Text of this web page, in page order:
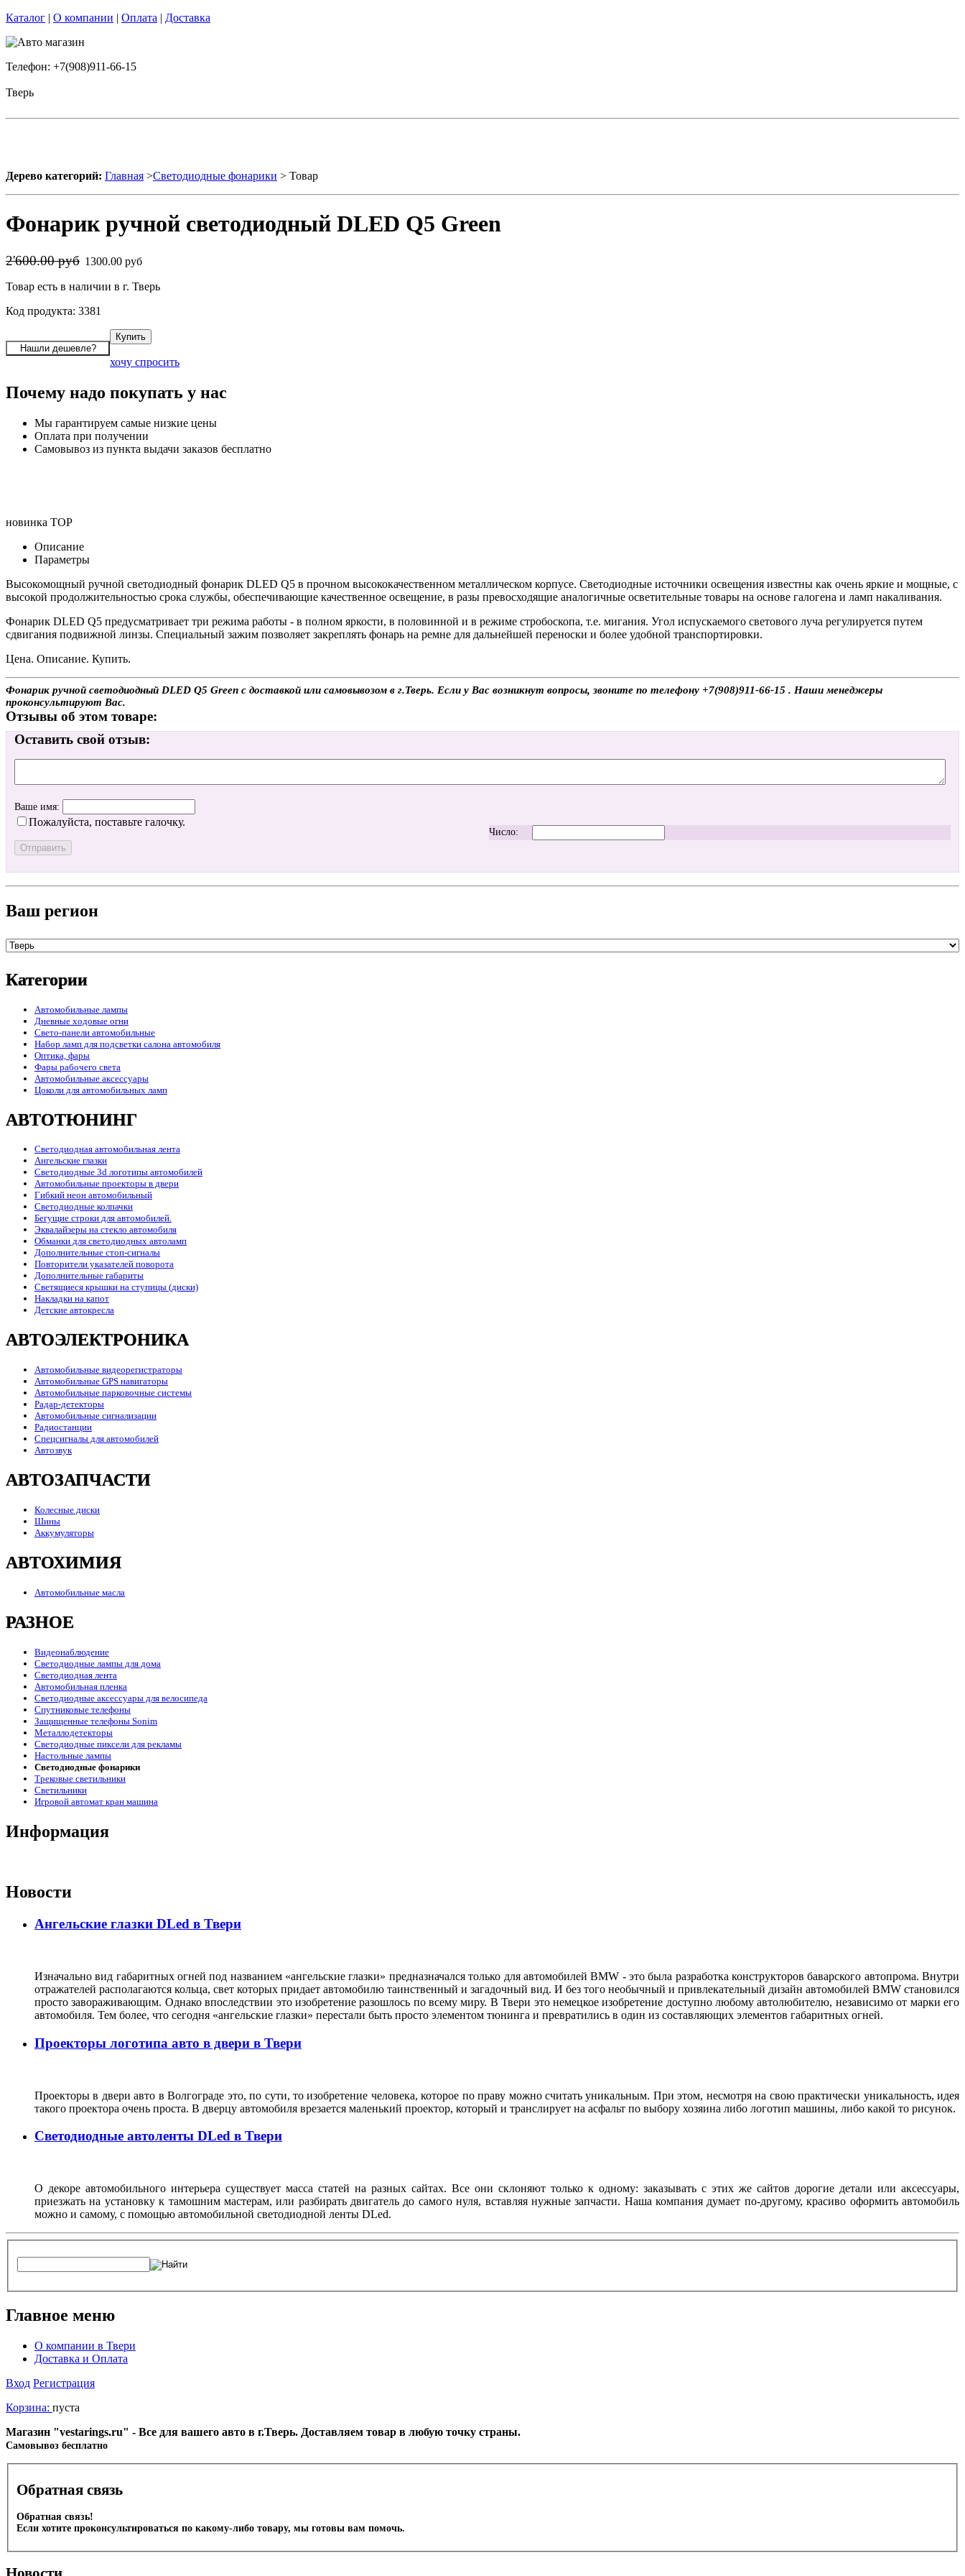
Каталог | О компании | Оплата | Доставка
Телефон: +7(908)911-66-15
Тверь
Дерево категорий: Главная >Светодиодные фонарики > Товар
Фонарик ручной светодиодный DLED Q5 Green
2'600.00 руб 1300.00 руб
Товар есть в наличии в г. Тверь
Код продукта: 3381
хочу спросить
Почему надо покупать у нас
Мы гарантируем самые низкие цены
Оплата при получении
Самовывоз из пункта выдачи заказов бесплатно
новинка TOP
Описание
Параметры
Высокомощный ручной светодиодный фонарик DLED Q5 в прочном высококачественном металлическом корпусе. Светодиодные источники освещения известны как очень яркие и мощные, с
высокой продолжительностью срока службы, обеспечивающие качественное освещение, в разы превосходящие аналогичные осветительные товары на основе галогена и ламп накаливания.
Фонарик DLED Q5 предусматривает три режима работы - в полном яркости, в половинной и в режиме стробоскопа, т.е. мигания. Угол испускаемого светового луча регулируется путем
сдвигания подвижной линзы. Специальный зажим позволяет закреплять фонарь на ремне для дальнейшей переноски и более удобной транспортировки.
Цена. Описание. Купить.
Фонарик ручной светодиодный DLED Q5 Green с доставкой или самовывозом в г.Тверь. Если у Вас возникнут вопросы, звоните по телефону +7(908)911-66-15 . Наши менеджеры
проконсультируют Вас.
Отзывы об этом товаре:
Оставить свой отзыв:
Ваше имя:
Пожалуйста, поставьте галочку.
Число:
Ваш регион
Категории
Автомобильные лампы
Дневные ходовые огни
Свето-панели автомобильные
Набор ламп для подсветки салона автомобиля
Оптика, фары
Фары рабочего света
Автомобильные аксессуары
Цоколи для автомобильных ламп
АВТОТЮНИНГ
Светодиодная автомобильная лента
Ангельские глазки
Светодиодные 3d логотипы автомобилей
Автомобильные проекторы в двери
Гибкий неон автомобильный
Светодиодные колпачки
Бегущие строки для автомобилей.
Эквалайзеры на стекло автомобиля
Обманки для светодиодных автоламп
Дополнительные стоп-сигналы
Повторители указателей поворота
Дополнительные габариты
Светящиеся крышки на ступицы (диски)
Накладки на капот
Детские автокресла
АВТОЭЛЕКТРОНИКА
Автомобильные видеорегистраторы
Автомобильные GPS навигаторы
Автомобильные парковочные системы
Радар-детекторы
Автомобильные сигнализации
Радиостанции
Спецсигналы для автомобилей
Автозвук
АВТОЗАПЧАСТИ
Колесные диски
Шины
Аккумуляторы
АВТОХИМИЯ
Автомобильные масла
РАЗНОЕ
Видеонаблюдение
Светодиодные лампы для дома
Светодиодная лента
Автомобильная пленка
Светодиодные аксессуары для велосипеда
Спутниковые телефоны
Защищенные телефоны Sonim
Металлодетекторы
Светодиодные пиксели для рекламы
Настольные лампы
Светодиодные фонарики
Трековые светильники
Светильники
Игровой автомат кран машина
Информация
Новости
Ангельские глазки DLed в Твери
Изначально вид габаритных огней под названием «ангельские глазки» предназначался только для автомобилей BMW - это была разработка конструкторов баварского автопрома. Внутри
отражателей располагаются кольца, свет которых придает автомобилю таинственный и загадочный вид. И без того необычный и привлекательный дизайн автомобилей BMW становился
просто завораживающим. Однако впоследствии это изобретение разошлось по всему миру. В Твери это немецкое изобретение доступно любому автолюбителю, независимо от марки его
автомобиля. Тем более, что сегодня «ангельские глазки» перестали быть просто элементом тюнинга и превратились в один из составляющих элементов габаритных огней.
Проекторы логотипа авто в двери в Твери
Проекторы в двери авто в Волгограде это, по сути, то изобретение человека, которое по праву можно считать уникальным. При этом, несмотря на свою практически уникальность, идея
такого проектора очень проста. В дверцу автомобиля врезается маленький проектор, который и транслирует на асфальт по выбору хозяина либо логотип машины, либо какой то рисунок.
Светодиодные автоленты DLed в Твери
О декоре автомобильного интерьера существует масса статей на разных сайтах. Все они склоняют только к одному: заказывать с этих же сайтов дорогие детали или аксессуары,
приезжать на установку к тамошним мастерам, или разбирать двигатель до самого нуля, вставляя нужные запчасти. Наша компания думает по-другому, красиво оформить автомобиль
можно и самому, с помощью автомобильной светодиодной ленты DLed.
Главное меню
О компании в Твери
Доставка и Оплата
Вход Регистрация
Корзина: пуста
Магазин "vestarings.ru" - Все для вашего авто в г.Тверь. Доставляем товар в любую точку страны.
Cамовывоз бесплатно
Обратная связь
Обратная связь!
Если хотите проконсультироваться по какому-либо товару, мы готовы вам помочь.